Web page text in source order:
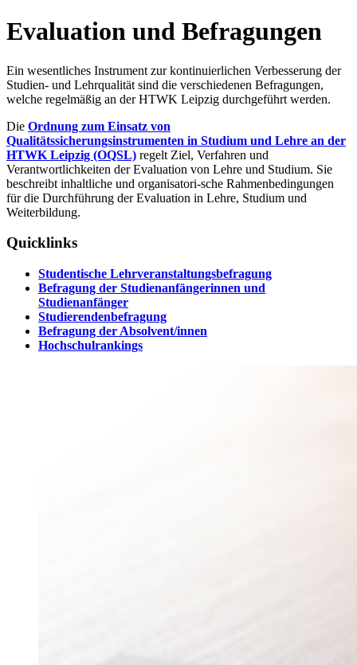
Evaluation und Befragungen
Ein wesentliches Instrument zur kontinuierlichen Verbesserung der
Studien- und Lehrqualität sind die verschiedenen Befragungen,
welche regelmäßig an der HTWK Leipzig durchgeführt werden.
Die Ordnung zum Einsatz von
Qualitätssicherungsinstrumenten in Studium und Lehre an der
HTWK Leipzig (OQSL) regelt Ziel, Verfahren und
Verantwortlichkeiten der Evaluation von Lehre und Studium. Sie
beschreibt inhaltliche und organisatori-sche Rahmenbedingungen
für die Durchführung der Evaluation in Lehre, Studium und
Weiterbildung.
Quicklinks
Studentische Lehrveranstaltungsbefragung
Befragung der Studienanfängerinnen und
Studienanfänger
Studierendenbefragung
Befragung der Absolvent/innen
Hochschulrankings